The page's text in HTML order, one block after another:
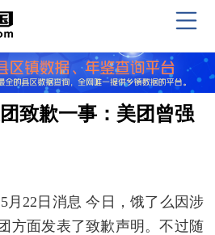
致歉一事：美团曾强
月22日消息 今日，饿了么因涉
方面发表了致歉声明。不过随